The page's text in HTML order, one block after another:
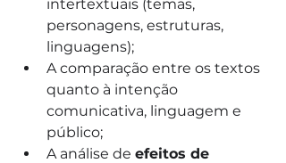
intertextuais (temas,
personagens, estruturas,
linguagens);
A comparação entre os textos
quanto à intenção
comunicativa, linguagem e
público;
A análise de efeitos de